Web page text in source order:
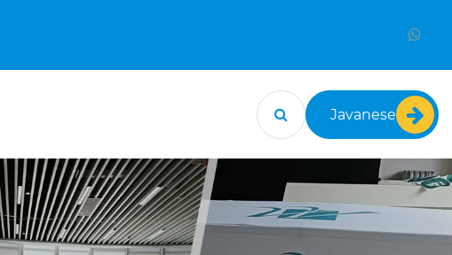
Javanese